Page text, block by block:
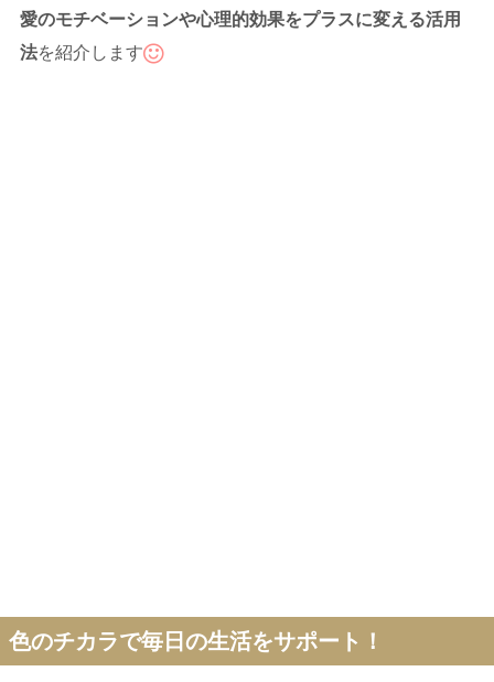
愛のモチベーションや心理的効果をプラスに変える活用
法を紹介します
色のチカラで毎日の生活をサポート！